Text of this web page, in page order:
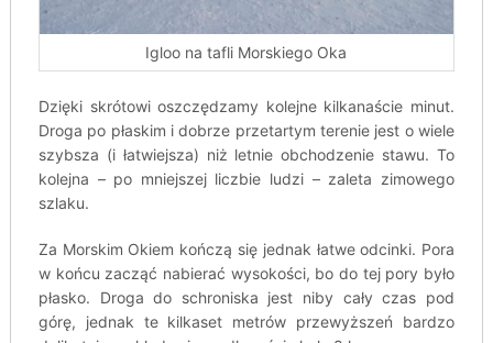
Igloo na tafli Morskiego Oka
Dzięki skrótowi oszczędzamy kolejne kilkanaście minut.
Droga po płaskim i dobrze przetartym terenie jest o wiele
szybsza (i łatwiejsza) niż letnie obchodzenie stawu. To
kolejna – po mniejszej liczbie ludzi – zaleta zimowego
szlaku.
Za Morskim Okiem kończą się jednak łatwe odcinki. Pora
w końcu zacząć nabierać wysokości, bo do tej pory było
płasko. Droga do schroniska jest niby cały czas pod
górę, jednak te kilkaset metrów przewyższeń bardzo